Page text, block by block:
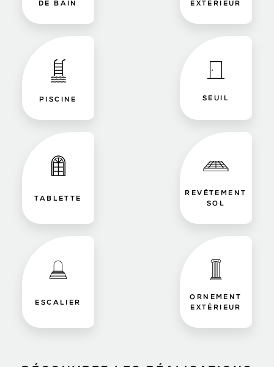
DE BAIN
EXTÉRIEUR
PISCINE SEUIL
TABLETTE
REVÊTEMENT
SOL
ESCALIER
ORNEMENT
EXTÉRIEUR